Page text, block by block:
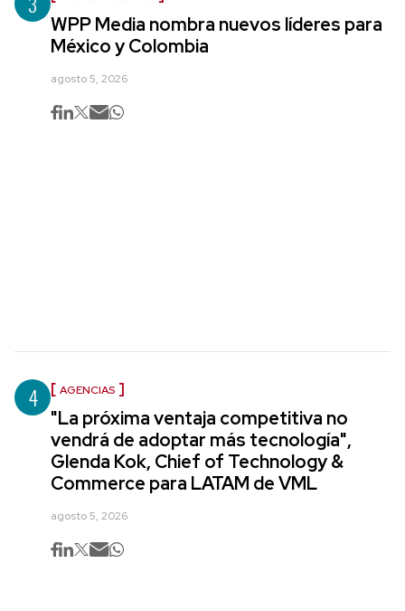
WPP Media nombra nuevos líderes para
México y Colombia
agosto 5, 2026
4 AGENCIAS
"La próxima ventaja competitiva no
vendrá de adoptar más tecnología",
Glenda Kok, Chief of Technology &
Commerce para LATAM de VML
agosto 5, 2026